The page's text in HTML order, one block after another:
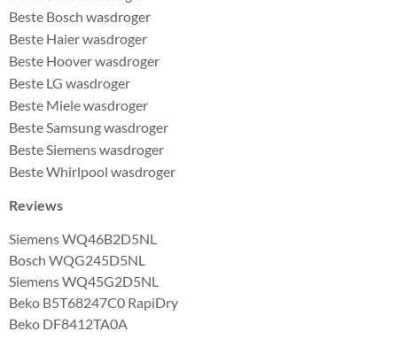
Beste Bosch wasdroger
Beste Haier wasdroger
Beste Hoover wasdroger
Beste LG wasdroger
Beste Miele wasdroger
Beste Samsung wasdroger
Beste Siemens wasdroger
Beste Whirlpool wasdroger
Reviews
Siemens WQ46B2D5NL
Bosch WQG245D5NL
Siemens WQ45G2D5NL
Beko B5T68247C0 RapiDry
Beko DF8412TA0A